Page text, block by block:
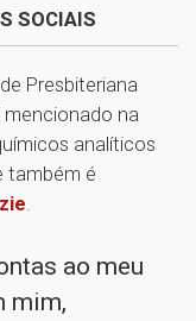
SOCIAIS
Presbiteriana
mencionado na
analíticos
também é
ao meu
mim,